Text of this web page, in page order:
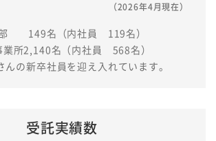
（2026年4月現在）
149名（内社員 119名）
業所2,140名（内社員 568名）
んの新卒社員を迎え入れています。
受託実績数